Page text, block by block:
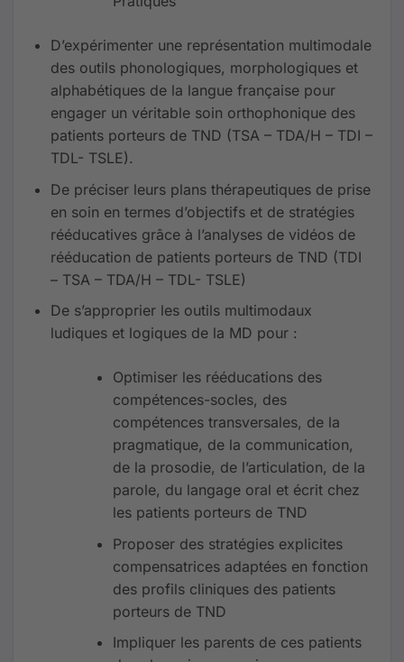
D’expérimenter une représentation multimodale
des outils phonologiques, morphologiques et
alphabétiques de la langue française pour
engager un véritable soin orthophonique des
patients porteurs de TND (TSA – TDA/H – TDI –
TDL- TSLE).
De préciser leurs plans thérapeutiques de prise
en soin en termes d’objectifs et de stratégies
rééducatives grâce à l’analyses de vidéos de
rééducation de patients porteurs de TND (TDI
– TSA – TDA/H – TDL- TSLE)
De s’approprier les outils multimodaux
ludiques et logiques de la MD pour :
Optimiser les rééducations des
compétences-socles, des
compétences transversales, de la
pragmatique, de la communication,
de la prosodie, de l’articulation, de la
parole, du langage oral et écrit chez
les patients porteurs de TND
Proposer des stratégies explicites
compensatrices adaptées en fonction
des profils cliniques des patients
porteurs de TND
Impliquer les parents de ces patients